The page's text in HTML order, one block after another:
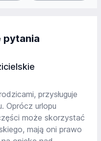
pytania
przysługuje
Oprócz urlopu
może skorzystać
mają oni prawo